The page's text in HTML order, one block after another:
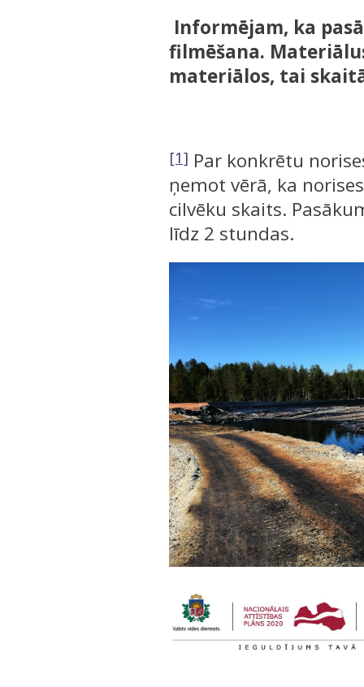
Informējam, ka
filmēšana.
materiālos, tai
[1] Par konkrētu
ņemot vērā, ka
cilvēku skaits.
līdz 2 stundas.